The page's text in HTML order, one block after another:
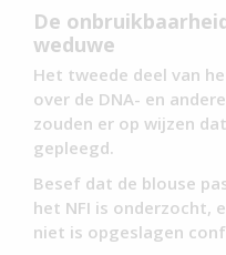
De
weduwe
Het tweede deel van
over de DNA- en
zouden er op wijzen
gepleegd.
Besef dat de blouse
het NFI is onderzocht,
niet is opgeslagen